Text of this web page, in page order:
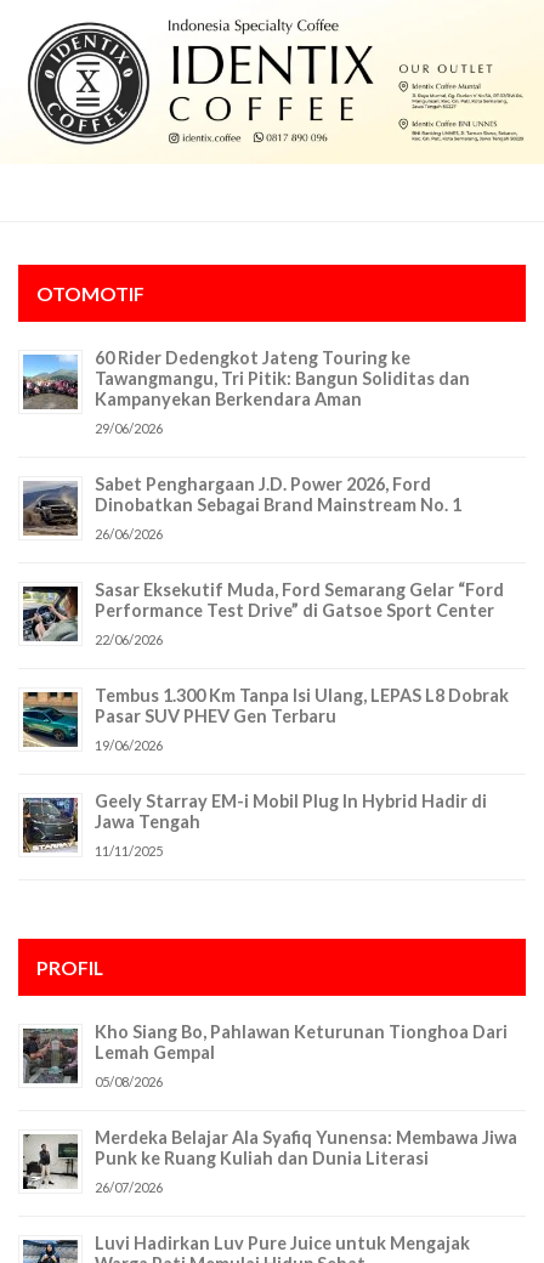
OTOMOTIF
60 Rider Dedengkot Jateng Touring ke
Tawangmangu, Tri Pitik: Bangun Soliditas dan
Kampanyekan Berkendara Aman
29/06/2026
Sabet Penghargaan J.D. Power 2026, Ford
Dinobatkan Sebagai Brand Mainstream No. 1
26/06/2026
Sasar Eksekutif Muda, Ford Semarang Gelar “Ford
Performance Test Drive” di Gatsoe Sport Center
22/06/2026
Tembus 1.300 Km Tanpa Isi Ulang, LEPAS L8 Dobrak
Pasar SUV PHEV Gen Terbaru
19/06/2026
Geely Starray EM-i Mobil Plug In Hybrid Hadir di
Jawa Tengah
11/11/2025
PROFIL
Kho Siang Bo, Pahlawan Keturunan Tionghoa Dari
Lemah Gempal
05/08/2026
Merdeka Belajar Ala Syafiq Yunensa: Membawa Jiwa
Punk ke Ruang Kuliah dan Dunia Literasi
26/07/2026
Luvi Hadirkan Luv Pure Juice untuk Mengajak